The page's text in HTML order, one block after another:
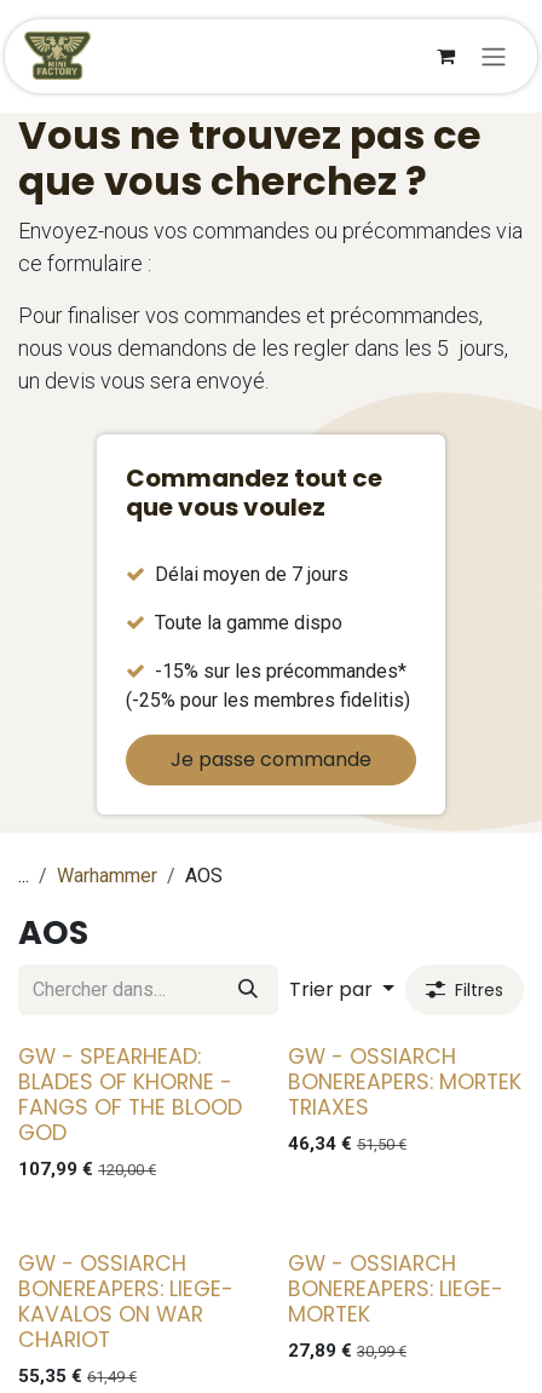
Se rendre au contenu
Vous ne trouvez pas ce
que vous cherchez ?
Envoyez-nous vos commandes ou précommandes via
ce formulaire :
Pour finaliser vos commandes et précommandes,
nous vous demandons de les regler dans les 5 jours,
un devis vous sera envoyé.
Commandez tout ce
que vous voulez
Délai moyen de 7 jours
Toute la gamme dispo
-15% sur les précommandes*
(-25% pour les membres fidelitis)
Je passe commande
... Warhammer AOS
AOS
Trier par Filtres
GW - SPEARHEAD:
BLADES OF KHORNE -
FANGS OF THE BLOOD
GOD
107,99 € 120,00€
GW - OSSIARCH
BONEREAPERS: MORTEK
TRIAXES
46,34€ 51,50€
GW - OSSIARCH
BONEREAPERS: LIEGE-
KAVALOS ON WAR
CHARIOT
55,35 € 61,49€
GW - OSSIARCH
BONEREAPERS: LIEGE-
MORTEK
27,89 € 30,99€